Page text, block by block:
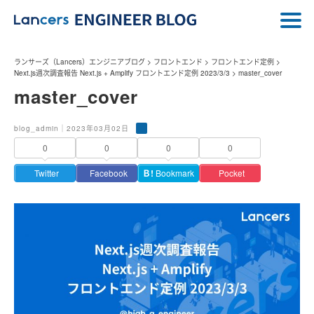
ランサーズ（Lancers）エンジニアブログ > フロントエンド > フロントエンド定例 >
Next.js週次調査報告 Next.js + Amplify フロントエンド定例 2023/3/3 > master_cover
master_cover
blog_admin｜2023年03月02日
0
Twitter
0
Facebook
0
Ｂ! Bookmark
0
Pocket